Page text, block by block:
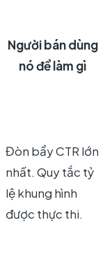
Người bán dùng
nó để làm gì
Đòn bẩy CTR lớn
nhất. Quy tắc tỷ
lệ khung hình
được thực thi.